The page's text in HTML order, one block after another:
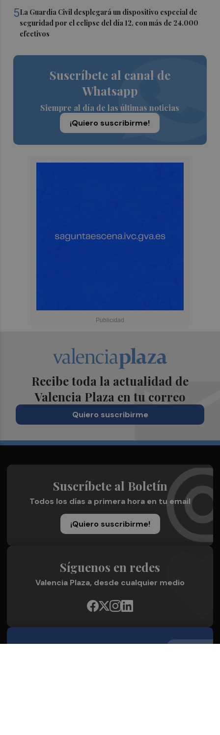
5La Guardia Civil desplegará un dispositivo especial de
seguridad por el eclipse del día 12, con más de 24.000
efectivos
Suscríbete al canal de
Whatsapp
Siempre al día de las últimas noticias
¡Quiero suscribirme!
Recibe toda la actualidad de
Valencia Plaza en tu correo
Quiero suscribirme
Suscríbete al Boletín
Todos los días a primera hora en tu email
¡Quiero suscribirme!
Síguenos en redes
Valencia Plaza, desde cualquier medio
Quienes Somos